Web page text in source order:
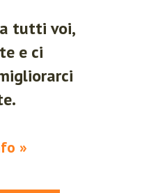
tutti voi,
e ci
»